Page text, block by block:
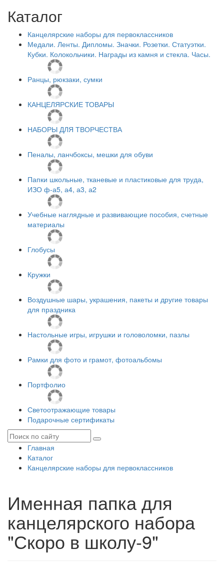
Каталог
Канцелярские наборы для первоклассников
Медали. Ленты. Дипломы. Значки. Розетки. Статуэтки.
Кубки. Колокольчики. Награды из камня и стекла. Часы.
Ранцы, рюкзаки, сумки
КАНЦЕЛЯРСКИЕ ТОВАРЫ
НАБОРЫ ДЛЯ ТВОРЧЕСТВА
Пеналы, ланчбоксы, мешки для обуви
Папки школьные, тканевые и пластиковые для труда,
ИЗО ф-а5, а4, а3, а2
Учебные наглядные и развивающие пособия, счетные
материалы
Глобусы
Кружки
Воздушные шары, украшения, пакеты и другие товары
для праздника
Настольные игры, игрушки и головоломки, пазлы
Рамки для фото и грамот, фотоальбомы
Портфолио
Светоотражающие товары
Подарочные сертификаты
Главная
Каталог
Канцелярские наборы для первоклассников
Именная папка для
канцелярского набора
"Скоро в школу-9"